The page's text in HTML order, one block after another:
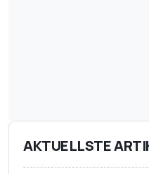
AKTUELLSTE